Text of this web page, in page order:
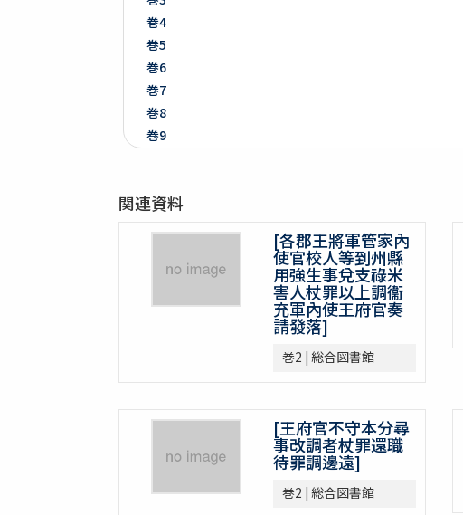
巻4
巻5
巻6
巻7
巻8
巻9
巻12
巻13
巻15
巻20
巻21
巻23
巻25
関連資料
[各郡王將軍管家內
使官校人等到州縣
用強生事兌支祿米
害人杖罪以上調衞
充軍內使王府官奏
請發落]
巻2 | 総合図書館
[王府官不守本分尋
事改調者杖罪還職
待罪調邊遠]
巻2 | 総合図書館